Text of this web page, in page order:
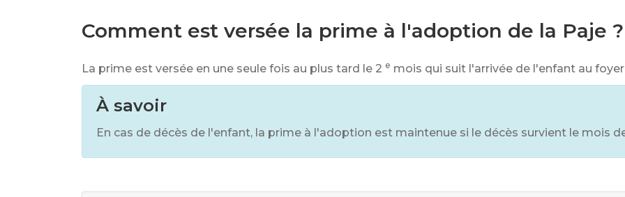
Comment est versée la prime à l'adoption de la Paje ?
La prime est versée en une seule fois au plus tard le 2 e mois qui suit l'arrivée de l'enfant au
À savoir
En cas de décès de l'enfant, la prime à l'adoption est maintenue si le décès survient le mois